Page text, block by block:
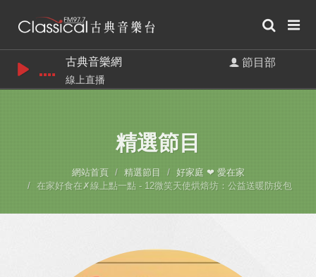
古典音樂網 節目部
線上直播